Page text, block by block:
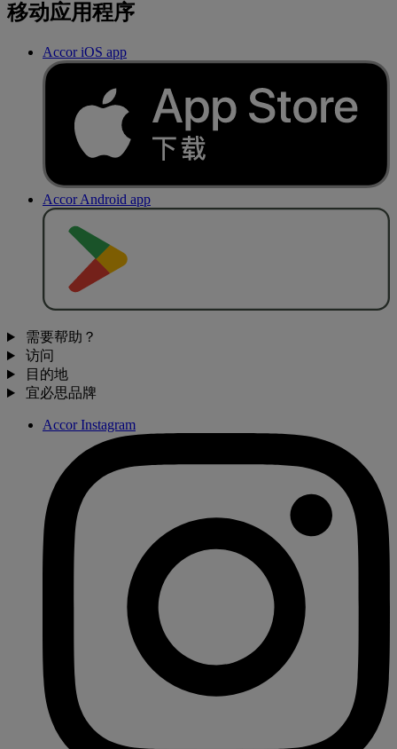
移动应用程序
Accor iOS app
Accor Android app
需要帮助？
访问
目的地
宜必思品牌
Accor Instagram